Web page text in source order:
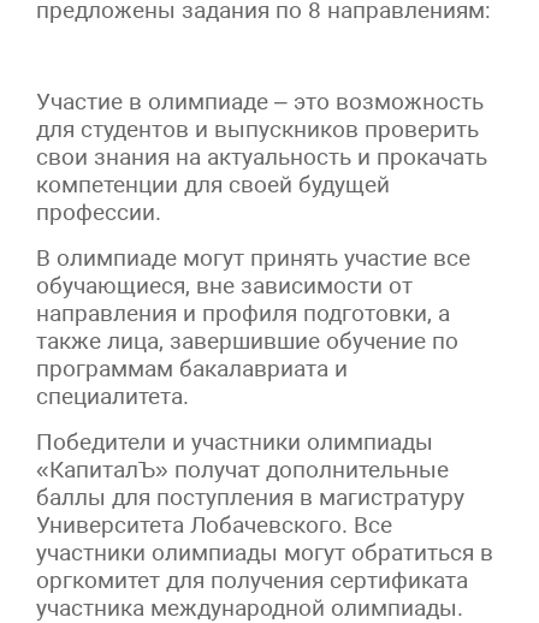
предложены задания по 8 направлениям:
Участие в олимпиаде – это возможность
для студентов и выпускников проверить
свои знания на актуальность и прокачать
компетенции для своей будущей
профессии.
В олимпиаде могут принять участие все
обучающиеся, вне зависимости от
направления и профиля подготовки, а
также лица, завершившие обучение по
программам бакалавриата и
специалитета.
Победители и участники олимпиады
«КапиталЪ» получат дополнительные
баллы для поступления в магистратуру
Университета Лобачевского. Все
участники олимпиады могут обратиться в
оргкомитет для получения сертификата
участника международной олимпиады.